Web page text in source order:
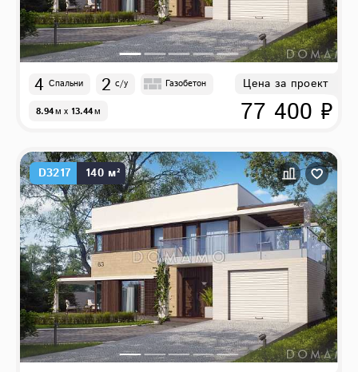
4 Спальни 2 с/у Газобетон
8.94м x 13.44м
Цена за проект
77 400 ₽
D3217 140 м²